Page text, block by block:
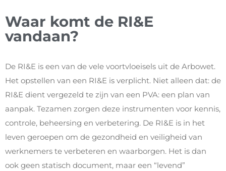
Waar komt de RI&E
vandaan?
De RI&E is een van de vele voortvloeisels uit de Arbowet.
Het opstellen van een RI&E is verplicht. Niet alleen dat: de
RI&E dient vergezeld te zijn van een PVA: een plan van
aanpak. Tezamen zorgen deze instrumenten voor kennis,
controle, beheersing en verbetering. De RI&E is in het
leven geroepen om de gezondheid en veiligheid van
werknemers te verbeteren en waarborgen. Het is dan
ook geen statisch document, maar een “levend”